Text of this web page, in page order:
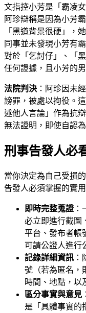
文指控小芳是「霸凌
阿珍辯稱是因為小芳
「黑道背景很硬」，
同事並未發現小芳有
對於「乞討仔」、「
任何證據，且小芳的
法院判決 ：阿珍因未
謗罪，被處以拘役。
述他人言論」作為抗
無法證明，即使自認
刑事告發人必
當你決定為自己受損
告發人必須掌握的實用
即時完整蒐證：
必立即進行截圖
平台、發布者帳
可請公證人進行
記錄詳細資訊
號（若為匿名，
時間、地點，以
區分事實與意見
是「具體事實的